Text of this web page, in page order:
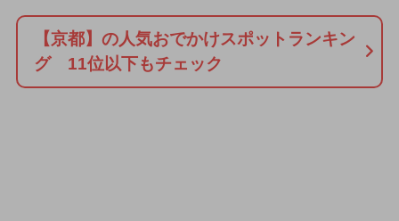
【京都】の人気おでかけスポットランキン
グ 11位以下もチェック